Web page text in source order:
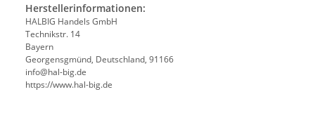
Herstellerinformationen:
HALBIG Handels GmbH
Technikstr. 14
Bayern
Georgensgmünd, Deutschland, 91166
info@hal-big.de
https://www.hal-big.de